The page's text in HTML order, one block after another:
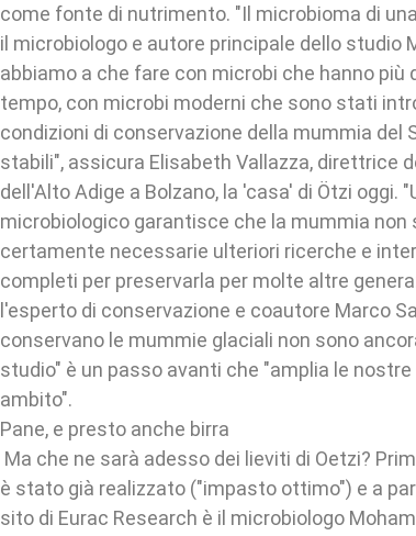
come fonte di nutrimento. "Il microbioma di
il microbiologo e autore principale dello studio
abbiamo a che fare con microbi che hanno più
tempo, con microbi moderni che sono stati
condizioni di conservazione della mummia del
stabili", assicura Elisabeth Vallazza, direttrice
dell'Alto Adige a Bolzano, la 'casa' di Ötzi oggi.
microbiologico garantisce che la mummia non
certamente necessarie ulteriori ricerche e
completi per preservarla per molte altre
l'esperto di conservazione e coautore Marco
conservano le mummie glaciali non sono
studio" è un passo avanti che "amplia le
ambito".
Pane, e presto anche birra
Ma che ne sarà adesso dei lieviti di Oetzi?
è stato già realizzato ("impasto ottimo") e a
sito di Eurac Research è il microbiologo